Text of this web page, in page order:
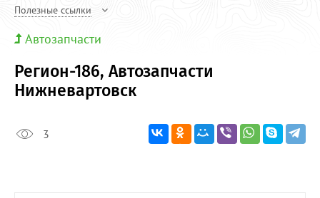
Полезные ссылки
Автозапчасти
Регион-186, Автозапчасти
Нижневартовск
3